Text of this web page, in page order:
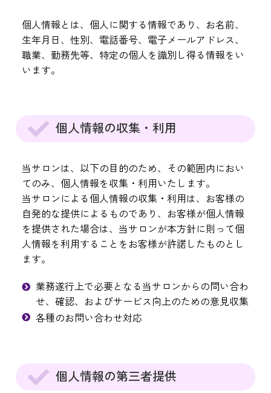
個人情報とは、個人に関する情報であり、お名前、
生年月日、性別、電話番号、電子メールアドレス、
職業、勤務先等、特定の個人を識別し得る情報をい
います。
個人情報の収集・利用
当サロンは、以下の目的のため、その範囲内におい
てのみ、個人情報を収集・利用いたします。
当サロンによる個人情報の収集・利用は、お客様の
自発的な提供によるものであり、お客様が個人情報
を提供された場合は、当サロンが本方針に則って個
人情報を利用することをお客様が許諾したものとし
ます。
業務遂行上で必要となる当サロンからの問い合わ
せ、確認、およびサービス向上のための意見収集
各種のお問い合わせ対応
個人情報の第三者提供